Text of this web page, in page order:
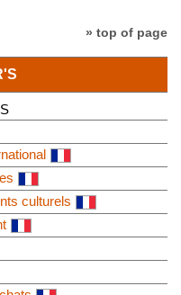
» top of page
culturels